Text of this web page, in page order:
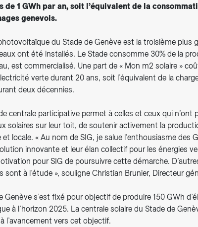
de 1 GWh par an, soit l’équivalent de la
genevois.
du Stade de Genève est la troisième plus
ont été installés. Le Stade consomme 30% de la
est commercialisé. Une part de « Mon m2 solaire »
verte durant 20 ans, soit l’équivalent de la
deux décennies.
centrale participative permet à celles et ceux qui n’ont
solaires sur leur toit, de soutenir activement la
et locale. « Au nom de SIG, je salue l’enthousiasme des
innovante et leur élan collectif pour les énergies
pour SIG de poursuivre cette démarche.
sont à l’étude », souligne Christian Brunier, Directeur
Genève s’est fixé pour objectif de produire 150 GWh
à l’horizon 2025. La centrale solaire du Stade de
l’avancement vers cet objectif.